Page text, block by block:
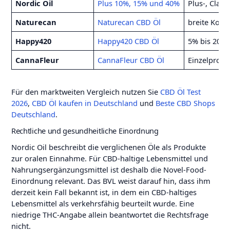
Nordic Oil Plus 10%, 15% und 40%
Plus-,
Naturecan
Naturecan CBD Öl
breite
Happy420
Happy420 CBD Öl
5% bis
CannaFleur
CannaFleur CBD Öl
Für den marktweiten Vergleich nutzen Sie CBD Öl Test
2026, CBD Öl kaufen in Deutschland und Beste CBD Shops
Deutschland.
Rechtliche und gesundheitliche Einordnung
Nordic Oil beschreibt die verglichenen Öle als Produkte
zur oralen Einnahme. Für CBD-haltige Lebensmittel und
Nahrungsergänzungsmittel ist deshalb die Novel-Food-
Einordnung relevant. Das BVL weist darauf hin, dass ihm
derzeit kein Fall bekannt ist, in dem ein CBD-haltiges
Lebensmittel als verkehrsfähig beurteilt wurde. Eine
niedrige THC-Angabe allein beantwortet die Rechtsfrage
nicht.